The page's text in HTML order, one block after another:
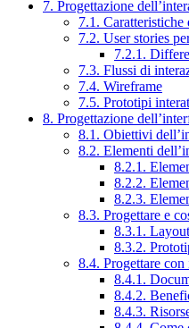
7. Progettazione
7.1. Caratteristiche
7.2. User stories
7.2.1.
7.3. Flussi di
7.4. Wireframe
7.5. Prototipi
8. Progettazione
8.1. Obiettivi
8.2. Elementi
8.2.1.
8.2.2.
8.2.3.
8.3. Progettare e
8.3.1.
8.3.2.
8.4. Progettare
8.4.1.
8.4.2.
8.4.3.